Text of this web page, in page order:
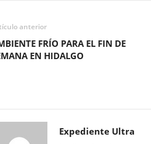
anterior
FRÍO PARA EL FIN DE
EN HIDALGO
Expediente Ultra